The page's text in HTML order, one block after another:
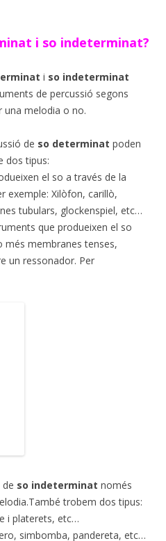
i so indeterminat?
i so indeterminat
de percussió segons
una melodia o no.
de so determinat poden
dos tipus:
el so a través de la
exemple: Xilòfon, carillò,
tubulars, glockenspiel, etc…
que produeixen el so
més membranes tenses,
un ressonador. Per
so indeterminat només
trobem dos tipus:
i platerets, etc…
simbomba, pandereta, etc…